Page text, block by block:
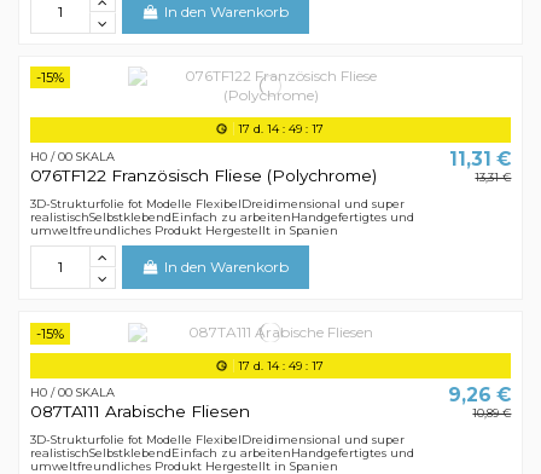
In den Warenkorb
-15%
17 d. 14:49 :16
H0 / 00 SKALA
076TF122 Französisch Fliese (Polychrome)
11,31 €
13,31 €
3D-Strukturfolie fot Modelle FlexibelDreidimensional und super
realistischSelbstklebendEinfach zu arbeitenHandgefertigtes und
umweltfreundliches Produkt Hergestellt in Spanien
In den Warenkorb
-15%
17 d. 14:49 :16
H0 / 00 SKALA
087TA111 Arabische Fliesen
9,26 €
10,89 €
3D-Strukturfolie fot Modelle FlexibelDreidimensional und super
realistischSelbstklebendEinfach zu arbeitenHandgefertigtes und
umweltfreundliches Produkt Hergestellt in Spanien